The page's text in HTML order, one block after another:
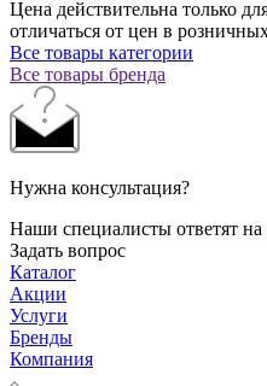
Цена действительна только
отличаться от цен в
Все товары категории
Все товары бренда
Нужна консультация?
Наши специалисты ответят
Задать вопрос
Каталог
Акции
Услуги
Бренды
Компания